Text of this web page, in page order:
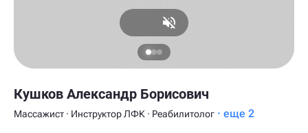
Кушков Александр Борисович
Массажист · Инструктор ЛФК · Реабилитолог · еще 2